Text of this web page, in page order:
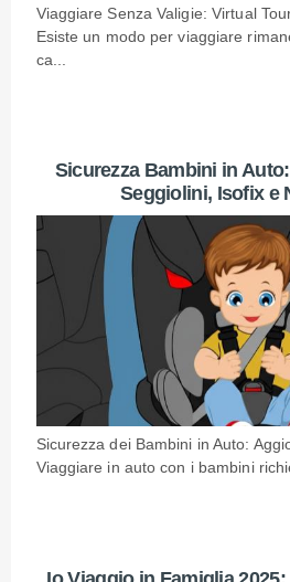
Viaggiare Senza Valigie: Virtual
Esiste un modo per viaggiare
ca...
Sicurezza Bambini in
Seggiolini, Isofix e
Sicurezza dei Bambini in Auto:
Viaggiare in auto con i bambini